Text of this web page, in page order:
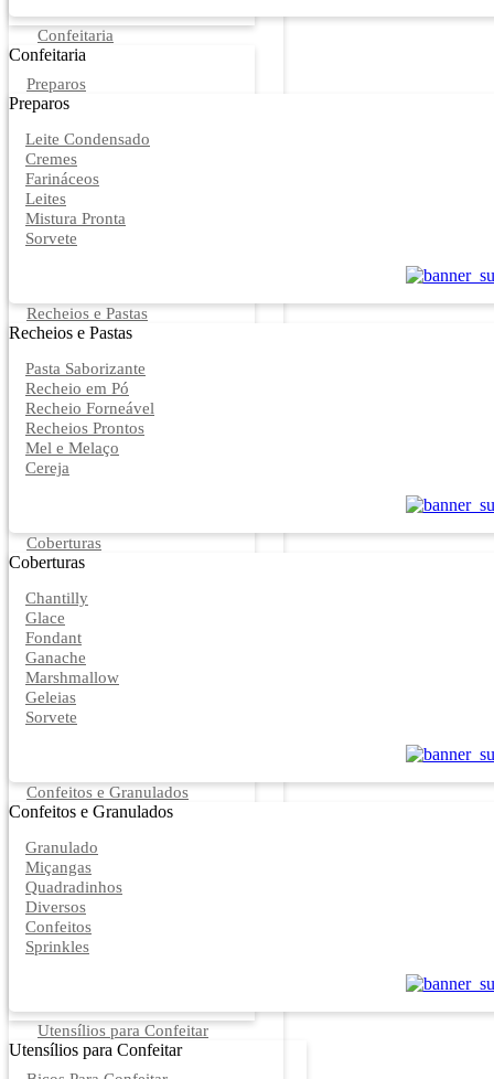
Confeitaria
Confeitaria
Preparos
Preparos
Leite Condensado
Cremes
Farináceos
Leites
Mistura Pronta
Sorvete
Recheios e Pastas
Recheios e Pastas
Pasta Saborizante
Recheio em Pó
Recheio Forneável
Recheios Prontos
Mel e Melaço
Cereja
Coberturas
Coberturas
Chantilly
Glace
Fondant
Ganache
Marshmallow
Geleias
Sorvete
Confeitos e Granulados
Confeitos e Granulados
Granulado
Miçangas
Quadradinhos
Diversos
Confeitos
Sprinkles
Utensílios para Confeitar
Utensílios para Confeitar